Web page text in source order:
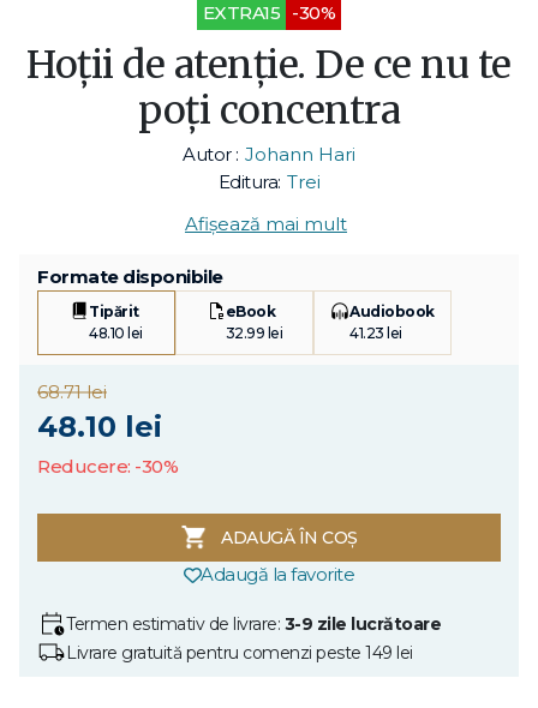
EXTRA15 -30%
Hoții de atenție. De ce nu te
poți concentra
Autor : Johann Hari
Editura: Trei
Afișează mai mult
Formate disponibile
Tipărit
48.10 lei
eBook
32.99 lei
Audiobook
41.23 lei
68.71 lei
48.10 lei
Reducere: -30%
ADAUGĂ ÎN COȘ
Adaugă la favorite
Termen estimativ de livrare: 3-9 zile lucrătoare
Livrare gratuită pentru comenzi peste 149 lei